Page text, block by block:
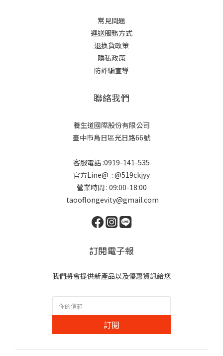
常見問題
運送服務方式
退換貨政策
隱私政策
防詐騙宣導
聯絡我們
養生道國際股份有限公司
臺中市烏日區光日路66號
客服電話 :0919-141-535
官方Line@ : @519ckjyy
營業時間 : 09:00-18:00
taooflongevity@gmail.com
訂閱電子報
我們將會提供新產品以及優惠資訊給您
訂閱